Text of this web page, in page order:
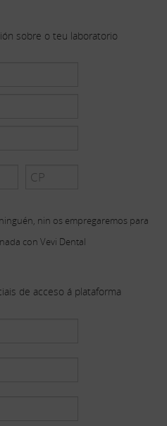
sobre o teu laboratorio
nin os empregaremos para
con Vevi Dental
de acceso á plataforma